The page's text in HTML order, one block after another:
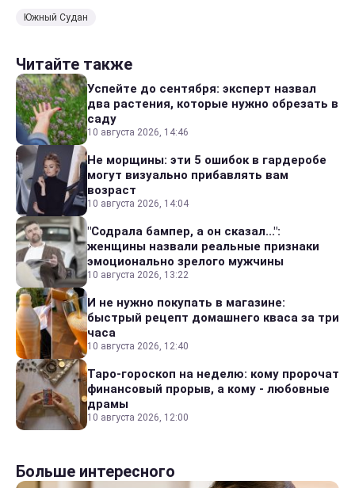
Южный Судан
Читайте также
Успейте до сентября: эксперт назвал
два растения, которые нужно обрезать в
саду
10 августа 2026, 14:46
Не морщины: эти 5 ошибок в гардеробе
могут визуально прибавлять вам
возраст
10 августа 2026, 14:04
"Содрала бампер, а он сказал...":
женщины назвали реальные признаки
эмоционально зрелого мужчины
10 августа 2026, 13:22
И не нужно покупать в магазине:
быстрый рецепт домашнего кваса за три
часа
10 августа 2026, 12:40
Таро-гороскоп на неделю: кому пророчат
финансовый прорыв, а кому - любовные
драмы
10 августа 2026, 12:00
Больше интересного